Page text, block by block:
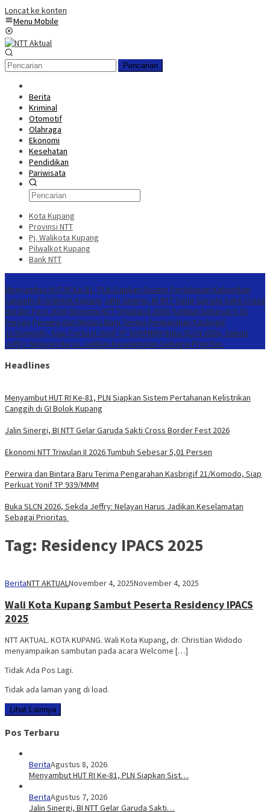
Loncat ke konten
Menu Mobile
Pencarian
Berita
Kriminal
Otomotif
Olahraga
Ekonomi
Kesehatan
Pendidikan
Pariwisata
Kota Kupang
Provinsi NTT
Pj. Walikota Kupang
Pilwalkot Kupang
Bank NTT
Menyambut HUT RI Ke-81, PLN Siapkan Sistem Pertahanan Kelistrikan
Canggih di GI Bolok Kupang Jalin Sinergi, BI NTT Gelar Garuda Sakti Cross
Border Fest 2026 Ekonomi NTT Triwulan II 2026 Tumbuh Sebesar 5,01
Persen Perwira dan Bintara Baru Terima Pengarahan Kasbrigif
21/Komodo, Siap Perkuat Yonif TP 939/MMM Buka SLCN 2026, Sekda
Jeffry: Nelayan Harus Jadikan Keselamatan Sebagai Prioritas
Headlines
Menyambut HUT RI Ke-81, PLN Siapkan Sistem Pertahanan Kelistrikan
Canggih di GI Bolok Kupang
Jalin Sinergi, BI NTT Gelar Garuda Sakti Cross Border Fest 2026
Ekonomi NTT Triwulan II 2026 Tumbuh Sebesar 5,01 Persen
Perwira dan Bintara Baru Terima Pengarahan Kasbrigif 21/Komodo, Siap
Perkuat Yonif TP 939/MMM
Buka SLCN 2026, Sekda Jeffry: Nelayan Harus Jadikan Keselamatan
Sebagai Prioritas
Tag: Residency IPACS 2025
BeritaNTT AKTUALNovember 4, 2025November 4, 2025
Wali Kota Kupang Sambut Peserta Residency IPACS
2025
NTT AKTUAL. KOTA KUPANG. Wali Kota Kupang, dr. Christian Widodo
menyampaikan sambutan pada acara Welcome […]
Tidak Ada Pos Lagi.
Tidak ada laman yang di load.
Lihat Lainnya
Pos Terbaru
BeritaAgustus 8, 2026
Menyambut HUT RI Ke-81, PLN Siapkan Sist…
BeritaAgustus 7, 2026
Jalin Sinergi, BI NTT Gelar Garuda Sakti…